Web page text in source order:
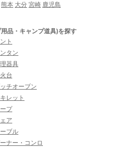
熊本 大分 宮崎 鹿児島
品・キャンプ道具)を探す
ト
タン
器具
台
チオーブン
レット
プ
ア
ブル
ナー・コンロ